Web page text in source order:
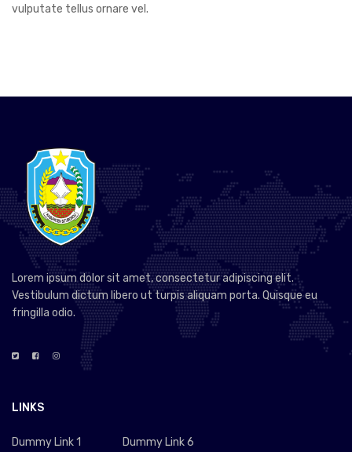
vulputate tellus ornare vel.
Lorem ipsum dolor sit amet, consectetur adipiscing elit.
Vestibulum dictum libero ut turpis aliquam porta. Quisque eu
fringilla odio.
LINKS
Dummy Link 1 Dummy Link 6